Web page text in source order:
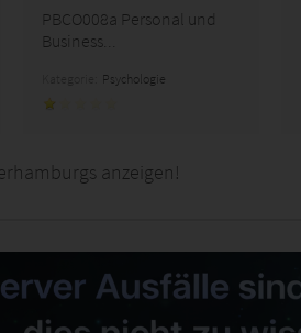
PBCO008a Personal und
Business...
Psychologie
anzeigen!